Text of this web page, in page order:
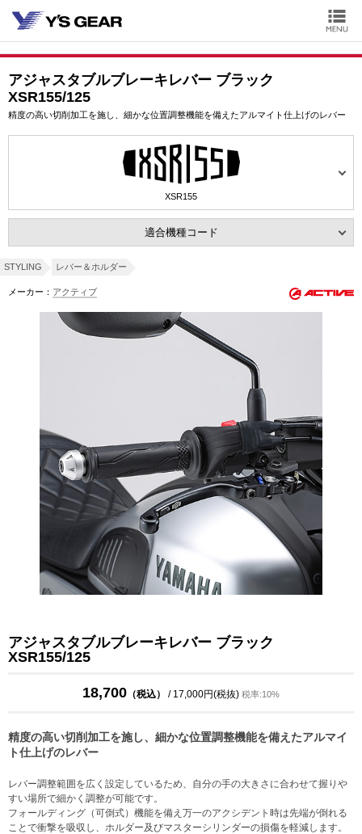
アジャスタブルブレーキレバー ブラック
XSR155/125
精度の高い切削加工を施し、細かな位置調整機能を備えたアルマイト仕上げのレバー
XSR155
適合機種コード
STYLING レバー＆ホルダー
メーカー： アクティブ
アジャスタブルブレーキレバー ブラック
XSR155/125
18,700 （税込） / 17,000円(税抜) 税率:10%
精度の高い切削加工を施し、細かな位置調整機能を備えたアルマイ
ト仕上げのレバー
レバー調整範囲を広く設定しているため、自分の手の大きさに合わせて握りや
すい場所で細かく調整が可能です。
フォールディング（可倒式）機能を備え万一のアクシデント時は先端が倒れる
ことで衝撃を吸収し、ホルダー及びマスターシリンダーの損傷を軽減します。